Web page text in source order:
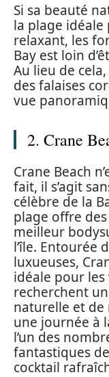
Si sa beauté
la plage
relaxant, les
Bay est loin
Au lieu de
des falaises
vue
2. Crane
Crane Beach
fait, il s’agit
célèbre de la
plage offre
meilleur
l’île. Entourée
luxueuses,
idéale pour
recherchent
naturelle et de
une journée à
l’un des
fantastiques
cocktail